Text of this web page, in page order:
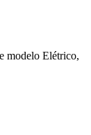
modelo Elétrico,